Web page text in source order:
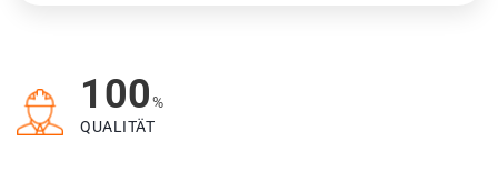
100%
QUALITÄT